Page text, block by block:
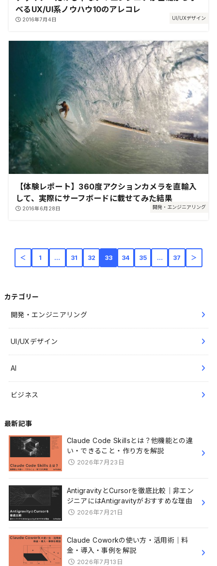
UI/UXデザイン
べるUX/UI系ノウハウ10のアレコレ
2016年7月4日
開発・エンジニアリング
【体験レポート】360度アクションカメラを直輸入
して、実際にサーフボードに載せてみた結果
2016年6月28日
＜ 1 … 31 32 33 34 35 … 37 ＞
カテゴリー
開発・エンジニアリング
UI/UXデザイン
AI
ビジネス
最新記事
Claude Code Skillsとは？他機能との違
い・できること・作り方を解説
2026年7月23日
AntigravityとCursorを徹底比較｜非エン
ジニアにはAntigravityがおすすめな理由
2026年7月21日
Claude Coworkの使い方・活用術｜料
金・導入・事例を解説
2026年7月13日